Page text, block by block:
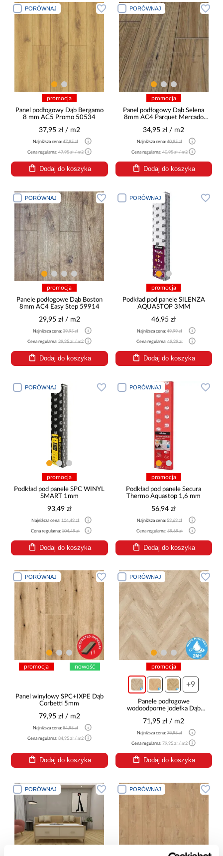
PORÓWNAJ
promocja
Panel podłogowy Dąb Bergamo
8 mm AC5 Promo 50534
37,95 zł / m2
Najniższa cena: 47,95 zł
Cena regularna: 47,95 zł / m2
Dodaj do koszyka
PORÓWNAJ
promocja
Panel podłogowy Dąb Selena
8mm AC4 Parquet Mercado
34,95 zł / m2
Najniższa cena:40,95 zł
Cena regularna:40,95 zł / m2
Dodaj do koszyka
PORÓWNAJ
promocja
Panele podłogowe Dąb Boston
8mm AC4 Easy Step 59914
29,95 zł / m2
Najniższa cena: 39,95 zł
Cena regularna: 39,95 zł / m2
Dodaj do koszyka
PORÓWNAJ
promocja
Podkład pod panele SILENZA
AQUASTOP 3MM
46,95 zł
Najniższa cena:49,99 zł
Cena regularna:49,99 zł
Dodaj do koszyka
PORÓWNAJ
promocja
Podkład pod panele SPC WINYL
SMART 1mm
93,49 zł
Najniższa cena:104,49 zł
Cena regularna:104,49 zł
Dodaj do koszyka
PORÓWNAJ
promocja
Podkład pod panele Secura
Thermo Aquastop 1,6 mm
56,94 zł
Najniższa cena:59,69 zł
Cena regularna:59,69 zł
Dodaj do koszyka
PORÓWNAJ
promocja nowość
Panel winylowy SPC+IXPE Dąb
Corbetti 5mm
79,95 zł / m2
Najniższa cena: 84,95 zł
Cena regularna: 84,95 zł / m2
Dodaj do koszyka
PORÓWNAJ
promocja
+9
Panele podłogowe
wodoodporne jodełka Dąb
WR 68568
71,95 zł / m2
Najniższa cena:79,95 zł
Cena regularna:79,95 zł / m2
Dodaj do koszyka
PORÓWNAJ PORÓWNAJ